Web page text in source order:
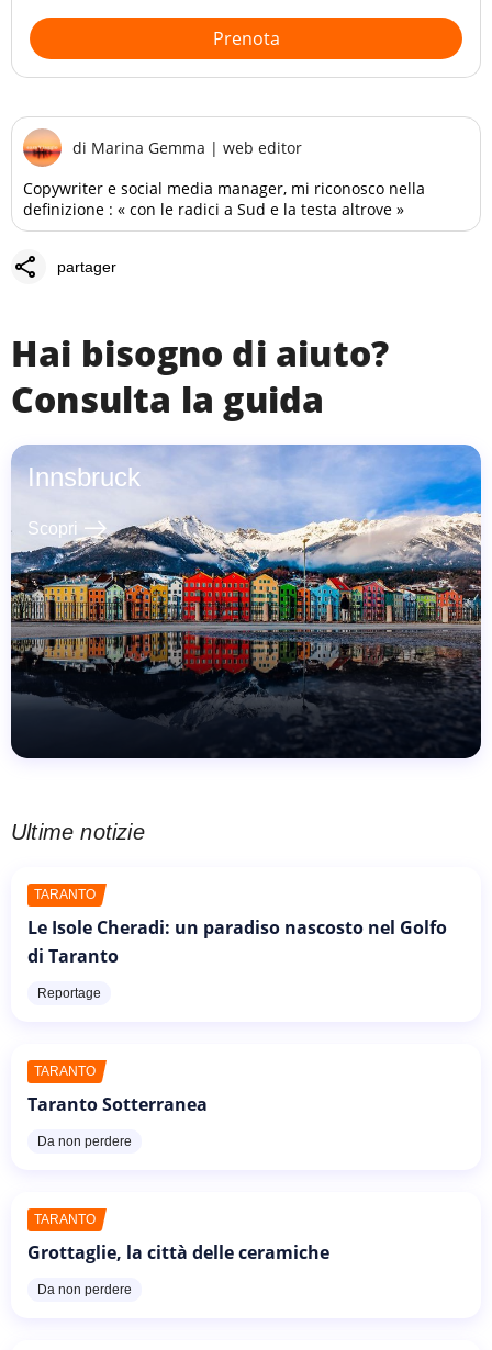
Prenota
di Marina Gemma | web editor
Copywriter e social media manager, mi riconosco nella
definizione : « con le radici a Sud e la testa altrove »
share partager
Hai bisogno di aiuto?
Consulta la guida
Innsbruck
Scopri east
Ultime notizie
TARANTO
Le Isole Cheradi: un paradiso nascosto nel Golfo
di Taranto
Reportage
TARANTO
Taranto Sotterranea
Da non perdere
TARANTO
Grottaglie, la città delle ceramiche
Da non perdere